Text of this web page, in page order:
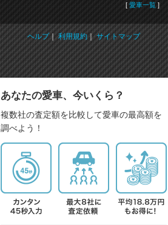
[ 愛車一覧 ]
ヘルプ｜利用規約｜サイトマップ
あなたの愛車、今いくら？
複数社の査定額を比較して愛車の最高額を
調べよう！